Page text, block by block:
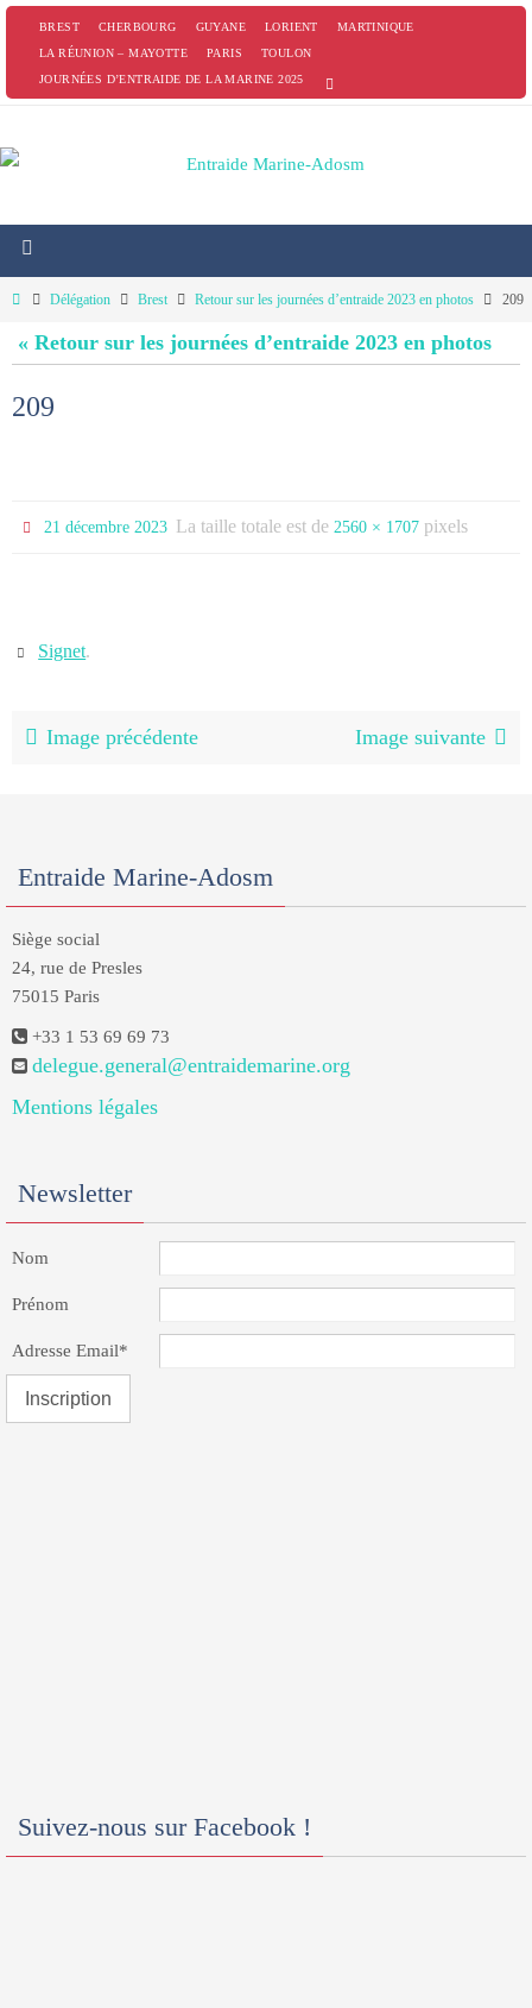
PasserBREST CHERBOURG GUYANE LORIENT
MARTINIQUE
LA RÉUNION – MAYOTTE
PARIS
TOULON
JOURNÉES D’ENTRAIDE DE LA MARINE 2025
HomeDélégation Brest Retour sur les journées d’entraide 2023 en photos 209
« Retour sur les journées d’entraide 2023 en photos
209
21 décembre 2023 La taille totale est de 2560 × 1707 pixels
Signet.
Image précédente Image suivante
Entraide Marine-Adosm
Siège social
24, rue de Presles
75015 Paris
+33 1 53 69 69 73
delegue.general@entraidemarine.org
Mentions légales
Newsletter
Nom
Prénom
Adresse Email*
Suivez-nous sur Facebook !